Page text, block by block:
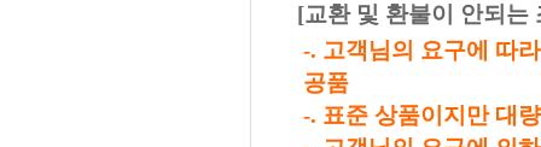
[교환 및 환불이 안되는
-. 고객님의 요구에 따
공품
-. 표준 상품이지만 대